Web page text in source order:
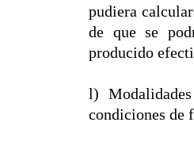
pudiera
de que se
producido
l)
condiciones de